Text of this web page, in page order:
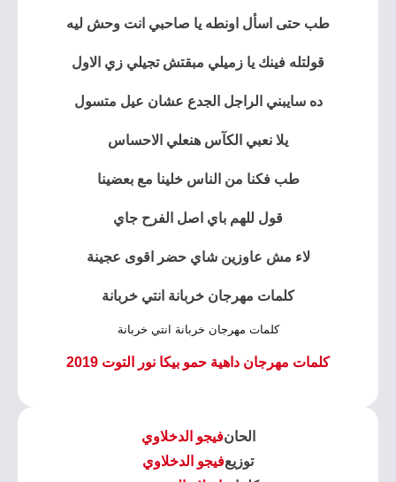
طب حتى اسأل اونطه يا صاحبي انت وحش ليه
قولتله فينك يا زميلي مبقتش تجيلي زي الاول
ده سايبني الراجل الجدع عشان عيل متسول
يلا نعبي الكآس هنعلي الاحساس
طب فكنا من الناس خلينا مع بعضينا
قول للهم باي اصل الفرح جاي
لاء مش عاوزين شاي حضر اقوى عجينة
كلمات مهرجان خربانة انتي خربانة
كلمات مهرجان خربانة انتي خربانة
كلمات مهرجان داهية حمو بيكا نور التوت 2019
الحانفيجو الدخلاوي
توزيعفيجو الدخلاوي